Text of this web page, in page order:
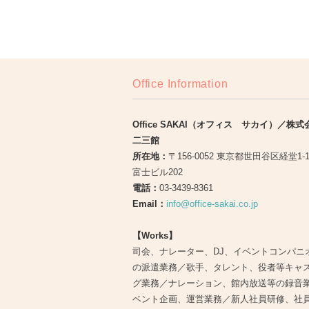
Office Information
Office SAKAI（オフィス サカイ）／株式
二三館
所在地： 〒156-0052 東京都世田谷区経堂
富士ビル202
電話： 03-3439-8361
Email： info@office-sakai.co.jp
【Works】
司会、ナレーター、DJ、イベントコンパニ
の派遣業務／歌手、タレント、役者等キャ
グ業務／ナレーション、館内放送等の録音
ベント企画、運営業務／新人社員研修、社